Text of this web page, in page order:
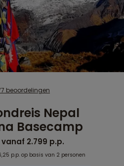
beoordelingen
Nepal
Basecamp
2.799 p.p.
p.p. op basis van 2 personen